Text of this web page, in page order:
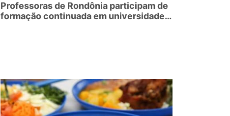
Professoras de Rondônia participam de
formação continuada em universidade